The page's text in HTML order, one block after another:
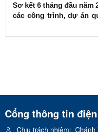
Sơ kết 6 tháng đầu năm
các công trình, dự án
Cổng thông tin
Chịu trách nhiệm: Chánh